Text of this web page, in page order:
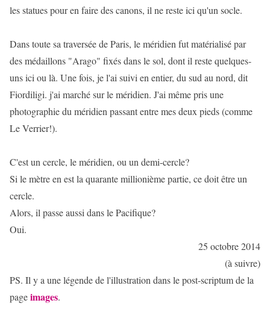
les statues pour en faire des canons, il ne reste ici qu'un socle.
Dans toute sa traversée de Paris, le méridien fut matérialisé par
des médaillons "Arago" fixés dans le sol, dont il reste quelques-
uns ici ou là. Une fois, je l'ai suivi en entier, du sud au nord, dit
Fiordiligi. j'ai marché sur le méridien. J'ai même pris une
photographie du méridien passant entre mes deux pieds (comme
Le Verrier!).
C'est un cercle, le méridien, ou un demi-cercle?
Si le mètre en est la quarante millionième partie, ce doit être un
cercle.
Alors, il passe aussi dans le Pacifique?
Oui.
25 octobre 2014
(à suivre)
PS. Il y a une légende de l'illustration dans le post-scriptum de la
pageimages.